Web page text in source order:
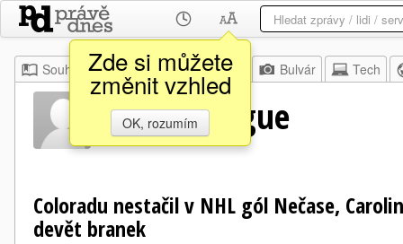
Zde si můžete
změnit vzhled
OK, rozumím
Souhrn Moje Z domova Bulvár Tech
Nicolas Hague
Coloradu nestačil v NHL gól Nečase,
devět branek